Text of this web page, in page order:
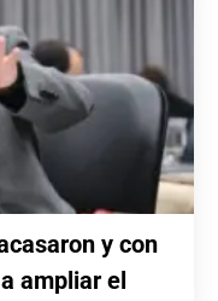
y con
ampliar el